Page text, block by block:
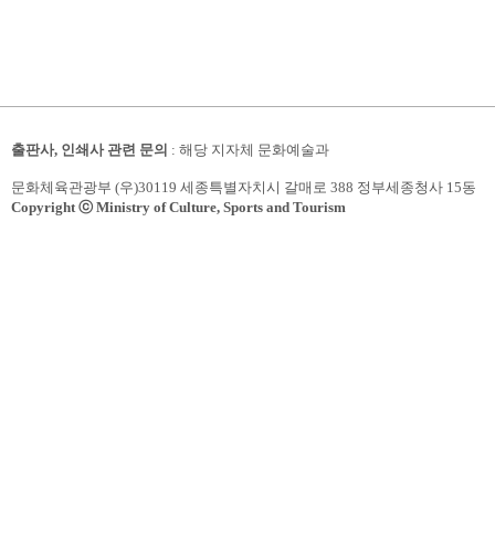
출판사, 인쇄사 관련 문의 : 해당 지자체 문화예술과
문화체육관광부 (우)30119 세종특별자치시 갈매로 388 정부세종청사 15동
Copyright ⓒ Ministry of Culture, Sports and Tourism